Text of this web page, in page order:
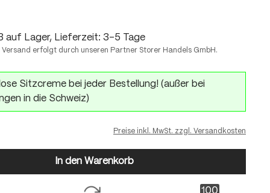
auf Lager, Lieferzeit: 3-5 Tage
Versand erfolgt durch unseren Partner Storer Handels GmbH.
Sitzcreme bei jeder Bestellung! (außer bei
in die Schweiz)
Preise inkl. MwSt. zzgl. Versandkosten
In den Warenkorb